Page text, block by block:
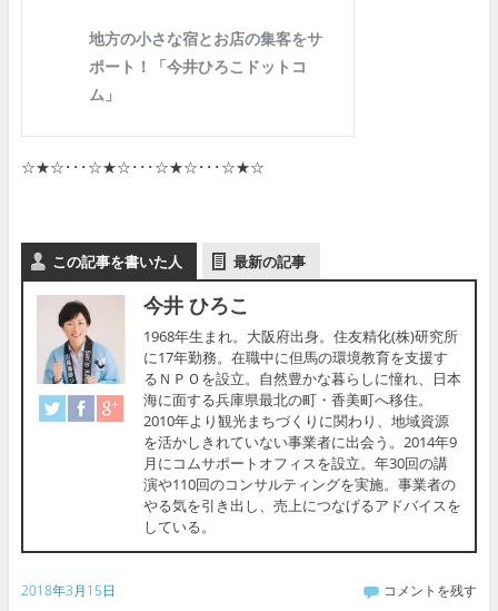
☆★☆･･･☆★☆･･･☆★☆･･･☆★☆
この記事を書いた人 最新の記事
今井 ひろこ
1968年生まれ。大阪府出身。住友精化(株)研究所
に17年勤務。在職中に但馬の環境教育を支援す
るＮＰＯを設立。自然豊かな暮らしに憧れ、日本
海に面する兵庫県最北の町・香美町へ移住。
2010年より観光まちづくりに関わり、地域資源
を活かしきれていない事業者に出会う。2014年9
月にコムサポートオフィスを設立。年30回の講
演や110回のコンサルティングを実施。事業者の
やる気を引き出し、売上につなげるアドバイスを
している。
2018年3月15日 コメントを残す